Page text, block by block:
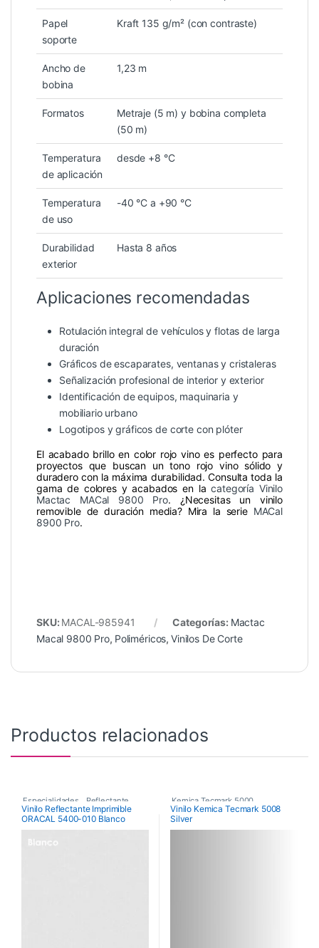
Papel
soporte
Kraft 135 g/m² (con contraste)
Ancho de
bobina
1,23 m
Formatos
Metraje (5 m) y bobina completa
(50 m)
Temperatura
de aplicación
desde +8 °C
Temperatura
de uso
-40 °C a +90 °C
Durabilidad
exterior
Hasta 8 años
Aplicaciones recomendadas
Rotulación integral de vehículos y flotas de larga
duración
Gráficos de escaparates, ventanas y cristaleras
Señalización profesional de interior y exterior
Identificación de equipos, maquinaria y
mobiliario urbano
Logotipos y gráficos de corte con plóter
El acabado brillo en color rojo vino es perfecto para
proyectos que buscan un tono rojo vino sólido y
duradero con la máxima durabilidad. Consulta toda la
gama de colores y acabados en lacategoría Vinilo
Mactac MACal 9800 Pro. ¿Necesitas un vinilo
removible de duración media? Mira la serie MACal
8900 Pro.
SKU: MACAL-985941 Categorías: Mactac
Macal 9800 Pro, Poliméricos, Vinilos De Corte
Productos relacionados
Especialidades Reflectante
Vinilos De Corte
Vinilo Reflectante Imprimible
ORACAL 5400-010 Blanco
Kemica Tecmark 5000
Poliméricos
Vinilo Kemica Tecmark 5008
Silver